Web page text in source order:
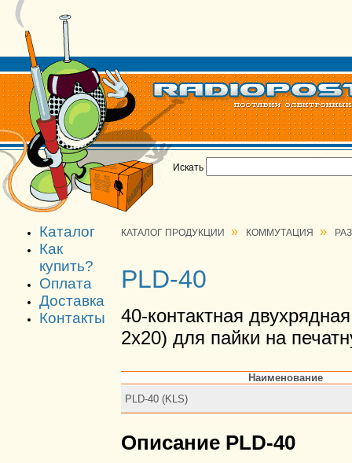
Искать
Каталог
Как
купить?
Оплата
Доставка
Контакты
КАТАЛОГ ПРОДУКЦИИ » КОММУТАЦИЯ »
PLD-40
40-контактная
2х20) для пайки на
Наименование
PLD-40 (KLS)
Описание PLD-40